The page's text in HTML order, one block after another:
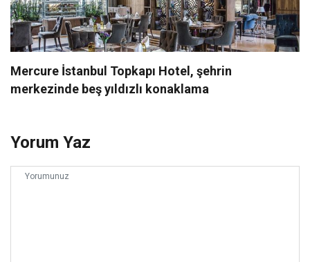
Mercure İstanbul Topkapı Hotel, şehrin
merkezinde beş yıldızlı konaklama
Yorum Yaz